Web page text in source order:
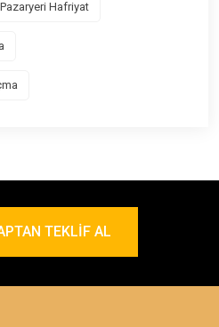
Pazaryeri Hafriyat
TEKLIF AL